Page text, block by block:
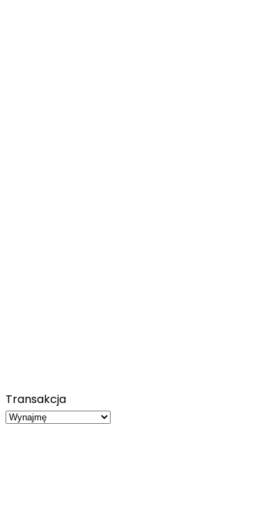
Transakcja